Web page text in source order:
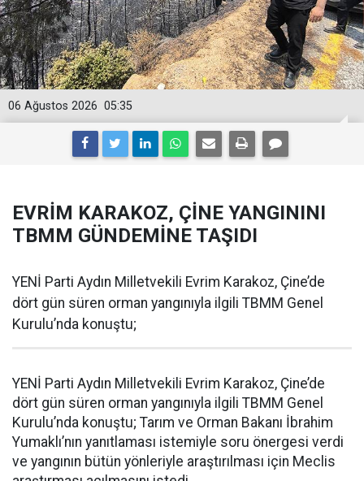
05:35
06 Ağustos 2026
EVRİM KARAKOZ, ÇİNE YANGININI
TBMM GÜNDEMİNE TAŞIDI
YENİ Parti Aydın Milletvekili Evrim Karakoz, Çine’de
dört gün süren orman yangınıyla ilgili TBMM Genel
Kurulu’nda konuştu;
YENİ Parti Aydın Milletvekili Evrim Karakoz, Çine’de
dört gün süren orman yangınıyla ilgili TBMM Genel
Kurulu’nda konuştu; Tarım ve Orman Bakanı İbrahim
Yumaklı’nın yanıtlaması istemiyle soru önergesi verdi
ve yangının bütün yönleriyle araştırılması için Meclis